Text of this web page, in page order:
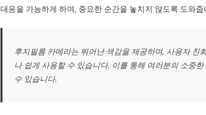
대응을 가능하게 하여, 중요한 순간을 놓치지 않도록 도와줍
후지필름 카메라는 뛰어난 색감을 제공하며, 사용자 친
나 쉽게 사용할 수 있습니다. 이를 통해 여러분의 소중
수 있습니다.